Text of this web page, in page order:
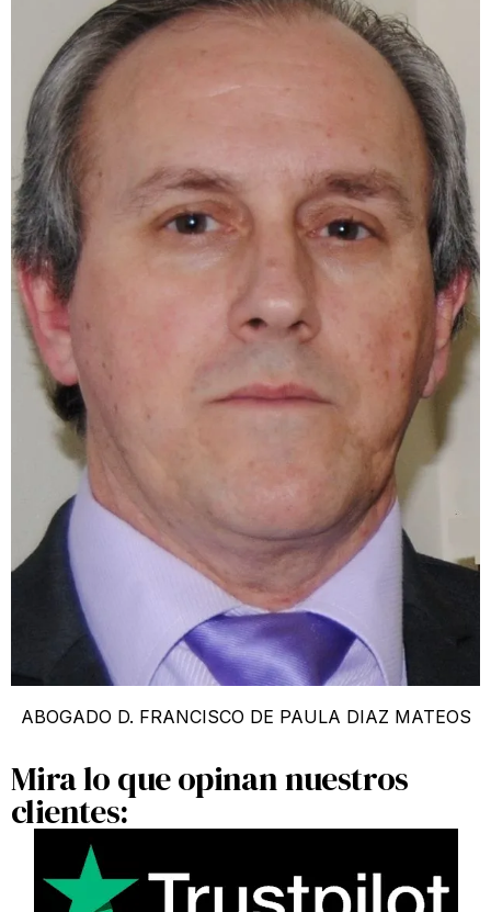
ABOGADO D. FRANCISCO DE PAULA DIAZ MATEOS
Mira lo que opinan nuestros
clientes: